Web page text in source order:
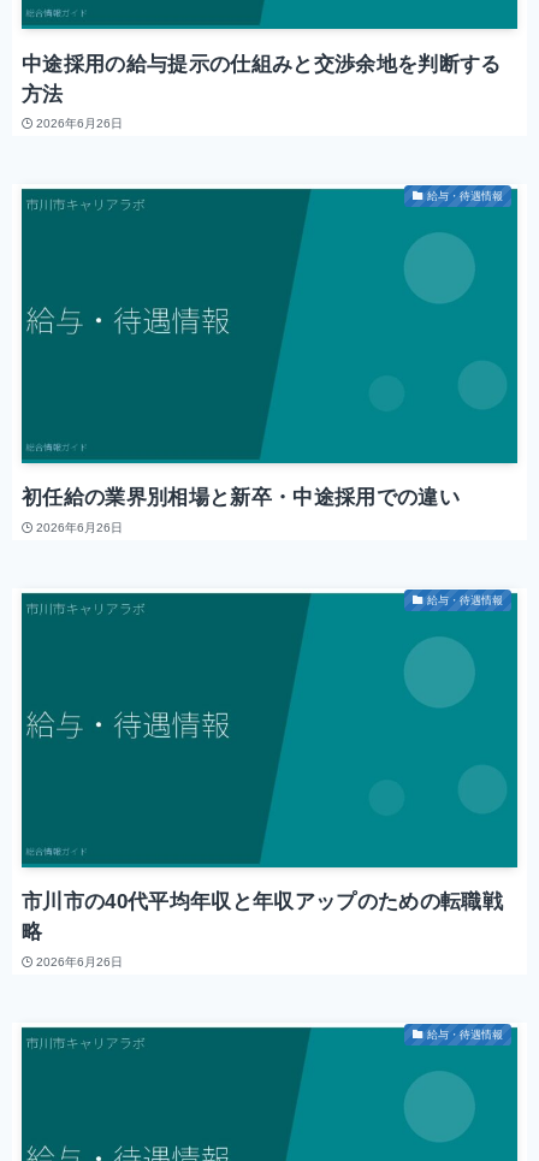
中途採用の給与提示の仕組みと交渉余地を判断する
方法
2026年6月26日
給与・待遇情報
初任給の業界別相場と新卒・中途採用での違い
2026年6月26日
給与・待遇情報
市川市の40代平均年収と年収アップのための転職戦
略
2026年6月26日
給与・待遇情報